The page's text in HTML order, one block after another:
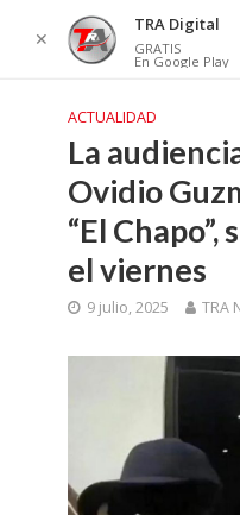
ACTUALIDAD
La
Ovidio
“El Chapo”,
el viernes
9 julio, 2025 TRA
✕
TRA Digital
GRATIS
En Google Play